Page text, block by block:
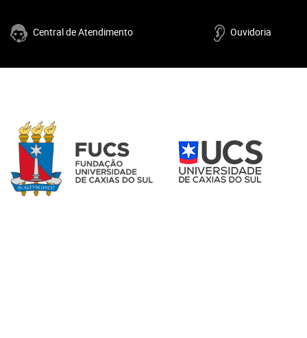
Central de Atendimento Ouvidoria